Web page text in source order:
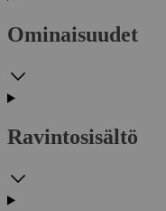
Ominaisuudet
Ravintosisältö